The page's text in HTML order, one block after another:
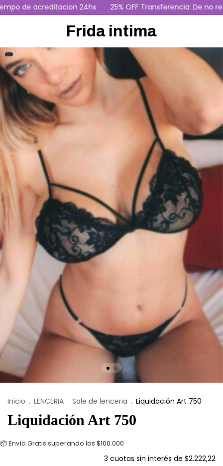
de acreditacion 24hs 25% OFF Transferencia: De no
Frida intima
Inicio . LENCERIA . Sale de lenceria . Liquidación Art 750
Liquidación Art 750
3 cuotas sin interés de $2.222,22